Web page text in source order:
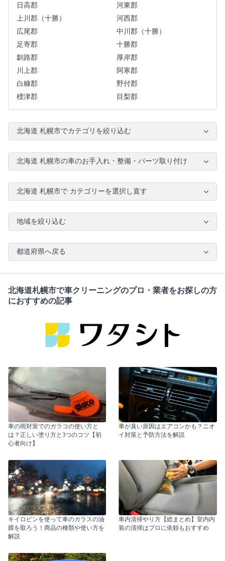
日高郡
河東郡
上川郡（十勝）
河西郡
広尾郡
中川郡（十勝）
足寄郡
十勝郡
釧路郡
厚岸郡
川上郡
阿寒郡
白糠郡
野付郡
標津郡
目梨郡
北海道 札幌市でカテゴリを絞り込む
北海道 札幌市の車のお手入れ・整備・パーツ取り付け
北海道 札幌市で カテゴリーを選択し直す
地域を絞り込む
都道府県へ戻る
北海道札幌市で車クリーニングのプロ・業者をお探しの方
におすすめの記事
車の雨対策でのガラコの使い方と
は？正しい塗り方と3つのコツ【初
心者向け】
車が臭い原因はエアコンかも？ニオ
イ対策と予防方法を解説
キイロビンを使って車のガラスの油
膜を取ろう！商品の種類や使い方を
解説
車内清掃やり方【総まとめ】室内内
装の清掃はプロに依頼もおすすめ